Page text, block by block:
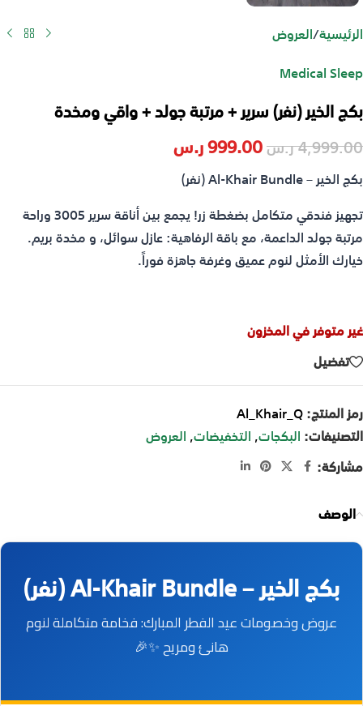
الرئيسية/العروض
Medical Sleep
بكج الخير (نفر) سرير + مرتبة جولد + واقي ومخدة
4,999.00ر.س999.00ر.س
بكج الخير – Al-Khair Bundle (نفر)
تجهيز فندقي متكامل بضغطة زر! يجمع بين أناقة سرير 3005 وراحة
مرتبة جولد الداعمة، مع باقة الرفاهية: عازل سوائل، و مخدة بريم.
خيارك الأمثل لنوم عميق وغرفة جاهزة فوراً.
غير متوفر في المخزون
تفضيل
رمز المنتج:Al_Khair_Q
التصنيفات:البكجات,التخفيضات,العروض
مشاركة:
الوصف
بكج الخير – Al-Khair Bundle (نفر)
عروض وخصومات عيد الفطر المبارك: فخامة متكاملة لنوم
هانئ ومريح ✨🎉